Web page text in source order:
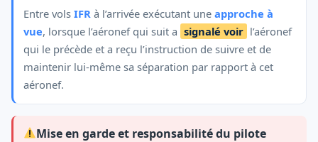
Entre vols IFR à l’arrivée exécutant une approche à
vue, lorsque l’aéronef qui suit a signalé voir l’aéronef
qui le précède et a reçu l’instruction de suivre et de
maintenir lui-même sa séparation par rapport à cet
aéronef.
Mise en garde et responsabilité du pilote